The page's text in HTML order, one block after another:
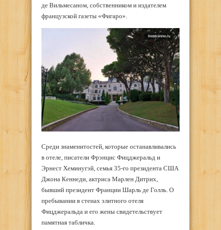
де Вильмесаном, собственником и издателем
французской газеты «Фигаро».
Среди знаменитостей, которые останавливались
в отеле, писатели Фрэнцис Фицджеральд и
Эрнест Хеминугэй, семья 35-го президента США
Джона Кеннеди, актриса Марлен Дитрих,
бывший президент Франции Шарль де Голль. О
пребывании в стенах элитного отеля
Фицджеральда и его жены свидетельствует
памятная табличка.